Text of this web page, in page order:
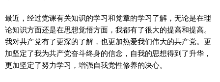
最近，经过党课有关知识的学习和党章的学习了解，无论是在理
论知识方面还是在思想觉悟方面，我都有了很大的提高和提高。
我对共产党有了更深的了解，也更加热爱我们伟大的共产党。更
加坚定了我为共产党奋斗终身的信念，自我的思想得到了升华，
更加坚定了努力学习，增强自我党性修养的决心。